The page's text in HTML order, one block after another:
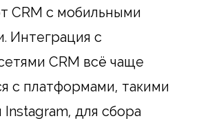
CRM с мобильными
Интеграция с
CRM всё чаще
с платформами, такими
Instagram, для сбора